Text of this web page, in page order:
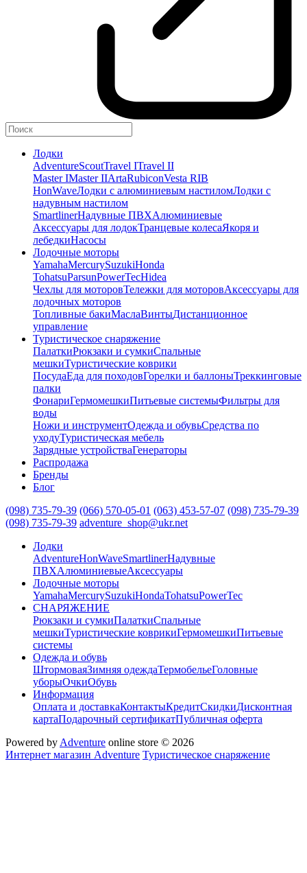
Лодки
AdventureScoutTravel ITravel II
Master IMaster IIArtaRubiconVesta RIB
HonWaveЛодки с алюминиевым настиломЛодки с
надувным настилом
SmartlinerНадувные ПВХАлюминиевые
Аксессуары для лодокТранцевые колесаЯкоря и
лебедкиНасосы
Лодочные моторы
YamahaMercurySuzukiHonda
TohatsuParsunPowerTecHidea
Чехлы для моторовТележки для моторовАксессуары для
лодочных моторов
Топливные бакиМаслаВинтыДистанционное
управление
Туристическое снаряжение
ПалаткиРюкзаки и сумкиСпальные
мешкиТуристические коврики
ПосудаЕда для походовГорелки и баллоныТреккинговые
палки
ФонариГермомешкиПитьевые системыФильтры для
воды
Ножи и инструментОдежда и обувьСредства по
уходуТуристическая мебель
Зарядные устройстваГенераторы
Распродажа
Бренды
Блог
(098) 735-79-39 (066) 570-05-01 (063) 453-57-07 (098) 735-79-39
(098) 735-79-39 adventure_shop@ukr.net
Лодки
AdventureHonWaveSmartlinerНадувные
ПВХАлюминиевыеАксессуары
Лодочные моторы
YamahaMercurySuzukiHondaTohatsuPowerTec
СНАРЯЖЕНИЕ
Рюкзаки и сумкиПалаткиСпальные
мешкиТуристические коврикиГермомешкиПитьевые
системы
Одежда и обувь
ШтормоваяЗимняя одеждаТермобельеГоловные
уборыОчкиОбувь
Информация
Оплата и доставкаКонтактыКредитСкидкиДисконтная
картаПодарочный сертификатПубличная оферта
Powered by Adventure online store © 2026
Интернет магазин Adventure Туристическое снаряжение